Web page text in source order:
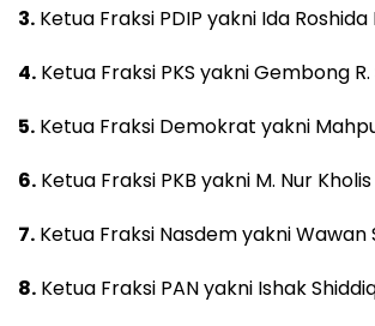
3. Ketua Fraksi PDIP yakni Ida Roshida
4. Ketua Fraksi PKS yakni Gembong
5. Ketua Fraksi Demokrat yakni
6. Ketua Fraksi PKB yakni M. Nur Kholis
7. Ketua Fraksi Nasdem yakni Wawan
8. Ketua Fraksi PAN yakni Ishak